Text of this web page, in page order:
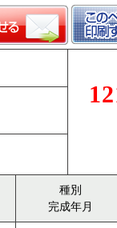
種別
完成年月